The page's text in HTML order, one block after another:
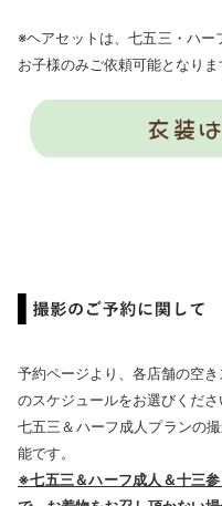
※ヘアセットは、七五三・ハー
お子様のみご依頼可能となりま
予約ページより、各店舗の空
のスケジュールをお選びくださ
七五三＆ハーフ成人プランの
能です。
※七五三＆ハーフ成人＆十三